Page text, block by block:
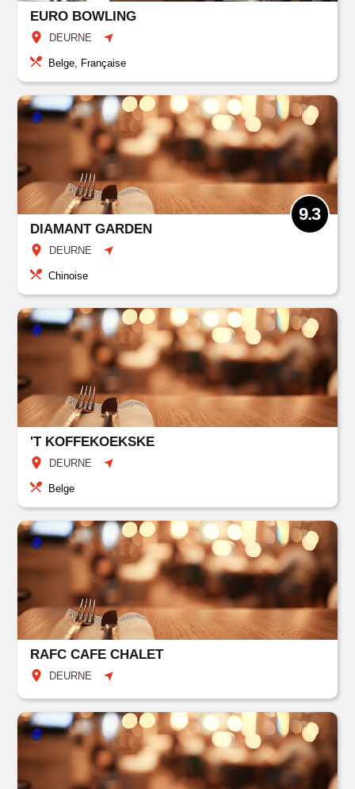
EURO BOWLING
DEURNE
Belge, Française
DIAMANT GARDEN
DEURNE
9.3
Chinoise
'T KOFFEKOEKSKE
DEURNE
Belge
RAFC CAFE CHALET
DEURNE